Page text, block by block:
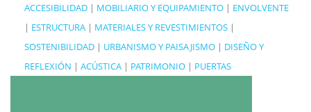
ACCESIBILIDAD | MOBILIARIO Y EQUIPAMIENTO | ENVOLVENTE
| ESTRUCTURA | MATERIALES Y REVESTIMIENTOS |
SOSTENIBILIDAD | URBANISMO Y PAISAJISMO | DISEÑO Y
REFLEXIÓN | ACÚSTICA | PATRIMONIO | PUERTAS